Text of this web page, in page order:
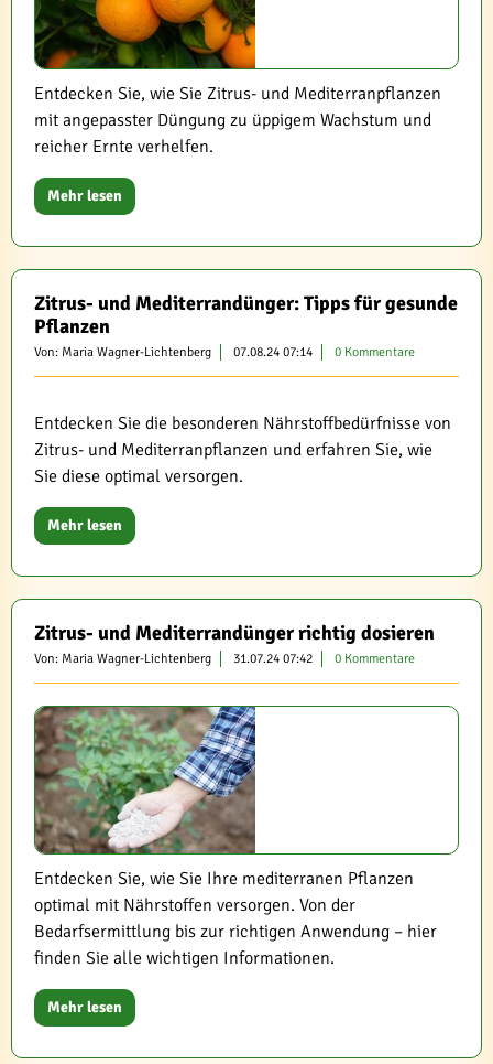
Entdecken Sie, wie Sie Zitrus- und Mediterranpflanzen
mit angepasster Düngung zu üppigem Wachstum und
reicher Ernte verhelfen.
Mehr lesen
Zitrus- und Mediterrandünger: Tipps für gesunde
Pflanzen
Von: Maria Wagner-Lichtenberg 07.08.24 07:14 0 Kommentare
Entdecken Sie die besonderen Nährstoffbedürfnisse von
Zitrus- und Mediterranpflanzen und erfahren Sie, wie
Sie diese optimal versorgen.
Mehr lesen
Zitrus- und Mediterrandünger richtig dosieren
Von: Maria Wagner-Lichtenberg 31.07.24 07:42 0 Kommentare
Entdecken Sie, wie Sie Ihre mediterranen Pflanzen
optimal mit Nährstoffen versorgen. Von der
Bedarfsermittlung bis zur richtigen Anwendung – hier
finden Sie alle wichtigen Informationen.
Mehr lesen